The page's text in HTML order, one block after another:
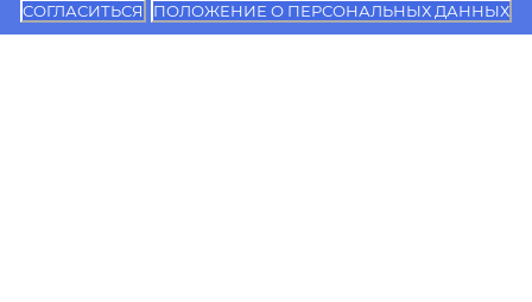
СОГЛАСИТЬСЯ ПОЛОЖЕНИЕ О ПЕРСОНАЛЬНЫХ ДАННЫХ